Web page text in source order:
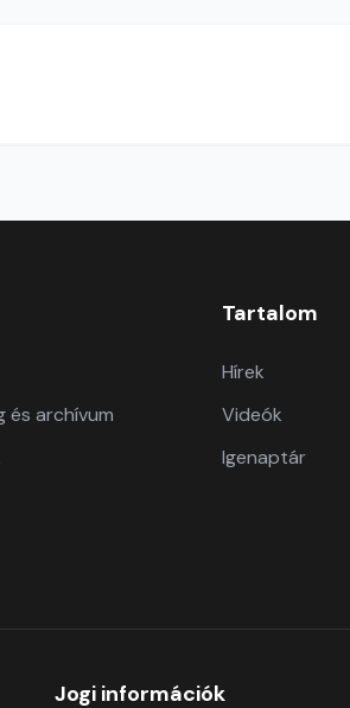
és archívum
Tartalom
Hírek
Videók
Igenaptár
Jogi információk